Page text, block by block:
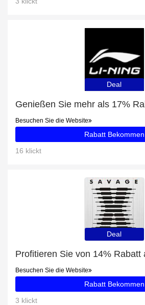
Deal
Besuchen Sie die Website
Rabatt Bekommen
16 klickt
Deal
Besuchen Sie die Website
Rabatt Bekommen
3 klickt